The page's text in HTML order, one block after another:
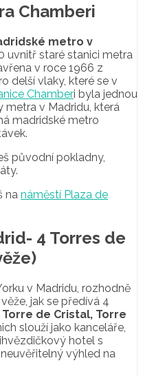
Chamberi
metro v
uvnitř staré stanici metra
v roce 1966 z
delší vlaky, které se v
Chamberi byla jednou
metra v Madridu, která
madridské metro
původní pokladny,
na náměstí Plaza de
4 Torres de
v Madridu, rozhodně
jak se předívá 4
de Cristal, Torre
slouží jako kanceláře,
hotel s
neuvěřitelný výhled na